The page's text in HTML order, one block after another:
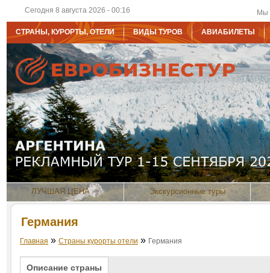
Сегодня 8 августа 2026 - 00:16 Мы
СТРАНЫ, КУРОРТЫ, ОТЕЛИ ВИДЫ ТУРОВ АВИАБИЛЕТЫ
ЛУЧШАЯ ЦЕНА Экскурсионные туры
Германия
Главная » Страны курорты отели » Германия
Описание страны